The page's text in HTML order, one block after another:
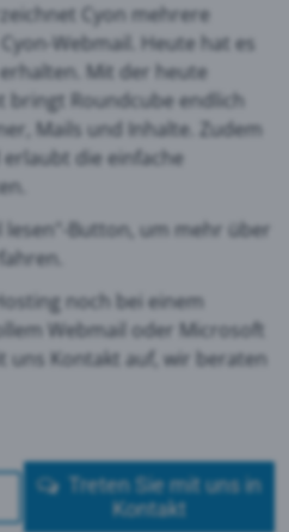
Cyon mehrere
Webmail. Heute hat es
Mit der heute
bringt Roundcube endlich
Mails und Inhalte. Zudem
die einfache
lesen"-Button, um mehr über
noch bei einem
Webmail oder Microsoft
uns Kontakt auf, wir beraten
Treten Sie mit uns in
Kontakt